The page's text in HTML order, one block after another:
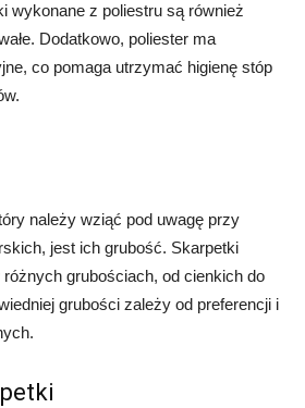
wykonane z poliestru są również
Dodatkowo, poliester ma
co pomaga utrzymać higienę stóp
należy wziąć pod uwagę przy
jest ich grubość. Skarpetki
grubościach, od cienkich do
grubości zależy od preferencji i